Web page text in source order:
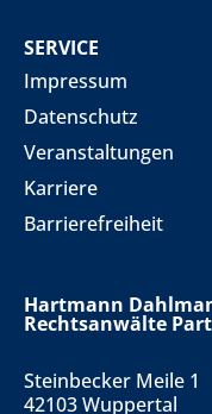
SERVICE
Impressum
Datenschutz
Veranstaltungen
Karriere
Barrierefreiheit
Hartmann
Rechtsanwälte
Steinbecker Meile 1
42103 Wuppertal